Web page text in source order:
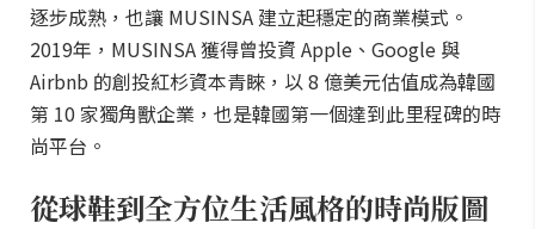
逐步成熟，也讓 MUSINSA 建立起穩定的商業模式。
2019年，MUSINSA 獲得曾投資 Apple、Google 與
Airbnb 的創投紅杉資本青睞，以 8 億美元估值成為韓國
第 10 家獨角獸企業，也是韓國第一個達到此里程碑的時
尚平台。
從球鞋到全方位生活風格的時尚版圖